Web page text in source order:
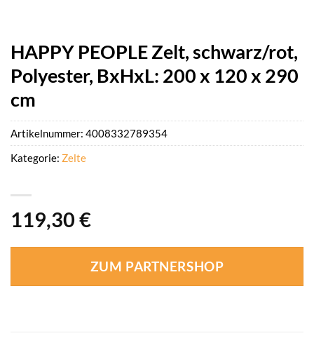
HAPPY PEOPLE Zelt, schwarz/rot,
Polyester, BxHxL: 200 x 120 x 290
cm
119,30 €
ZUM PARTNERSHOP
Artikelnummer: 4008332789354
Kategorie: Zelte